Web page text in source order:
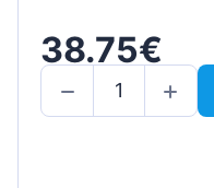
38.75€